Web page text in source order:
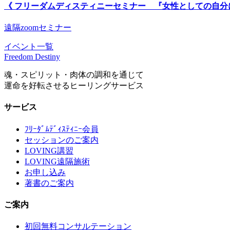
《 フリーダムディスティニーセミナー 『女性としての自分
遠隔zoomセミナー
イベント一覧
Freedom Destiny
魂・スピリット・肉体の調和を通じて
運命を好転させるヒーリングサービス
サービス
ﾌﾘｰﾀﾞﾑﾃﾞｨｽﾃｨﾆｰ会員
セッションのご案内
LOVING講習
LOVING遠隔施術
お申し込み
著書のご案内
ご案内
初回無料コンサルテーション